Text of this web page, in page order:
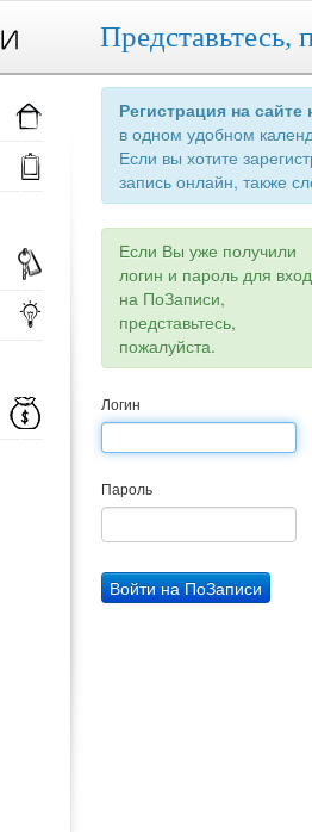
Представьтесь,
Регистрация на
в одном удобном
Если вы хотите
запись онлайн, также
Если Вы уже получили
логин и пароль для
на ПоЗаписи,
представьтесь,
пожалуйста.
Логин
Пароль